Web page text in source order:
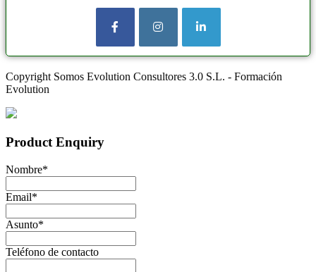
Copyright Somos Evolution Consultores 3.0 S.L. - Formación
Evolution
Product Enquiry
Nombre*
Email*
Asunto*
Teléfono de contacto